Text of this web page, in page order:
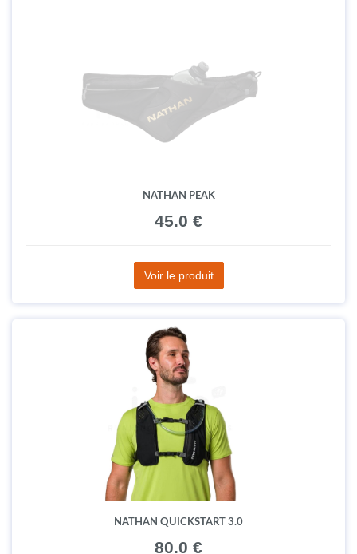
NATHAN TRAIL MIX PLUS 3.0 600ML
50.0 €
NATHAN PEAK
45.0 €
Voir le produit